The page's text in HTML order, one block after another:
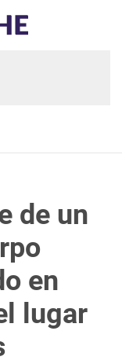
de un
en
lugar